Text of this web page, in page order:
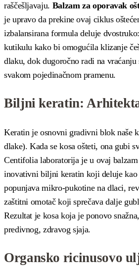
raščešljavaju. Balzam za oporavak
je upravo da prekine ovaj ciklus
izbalansirana formula deluje
kutikulu kako bi omogućila klizanje
dlaku, dok dugoročno radi na vraćanju
svakom pojedinačnom pramenu.
Biljni keratin: Arhitekta
Keratin je osnovni gradivni blok naše
dlake). Kada se kosa ošteti, ona gubi
Centifolia laboratorija je u ovaj
inovativni biljni keratin koji deluje kao
popunjava mikro-pukotine na dlaci,
zaštitni omotač koji sprečava dalje
Rezultat je kosa koja je ponovo
predivnog, zdravog sjaja.
Organsko ricinusovo